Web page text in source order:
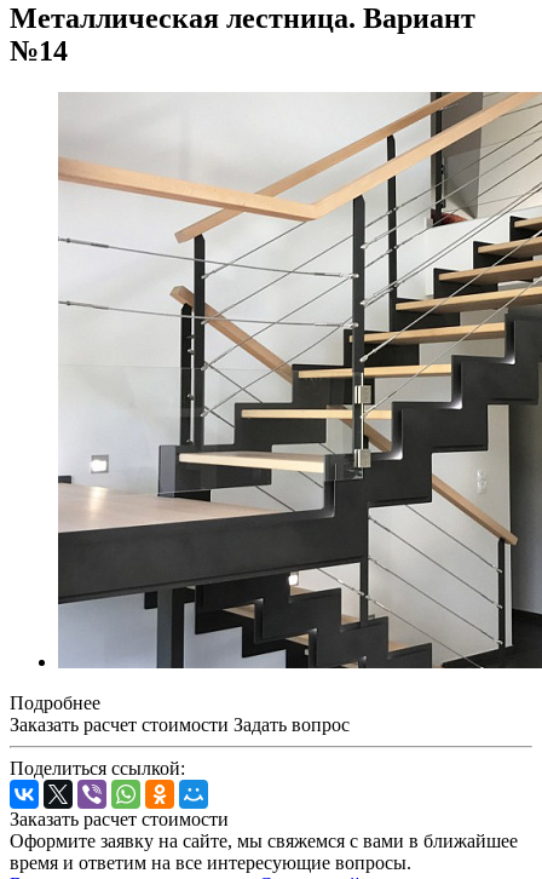
Металлическая лестница. Вариант
№14
Подробнее
Заказать расчет стоимости Задать вопрос
Поделиться ссылкой:
Заказать расчет стоимости
Оформите заявку на сайте, мы свяжемся с вами в ближайшее
время и ответим на все интересующие вопросы.